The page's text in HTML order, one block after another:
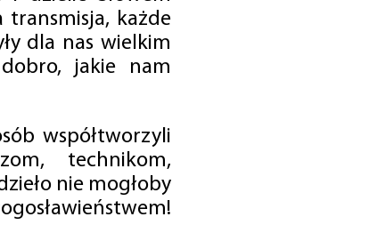
transmisja, każde
dla nas wielkim
jakie nam
współtworzyli
technikom,
nie mogłoby